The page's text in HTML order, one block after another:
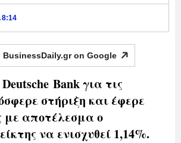
BusinessDaily.gr on Google
Bank για τις
στήριξη και έφερε
με αποτέλεσμα ο
να ενισχυθεί 1,14%.